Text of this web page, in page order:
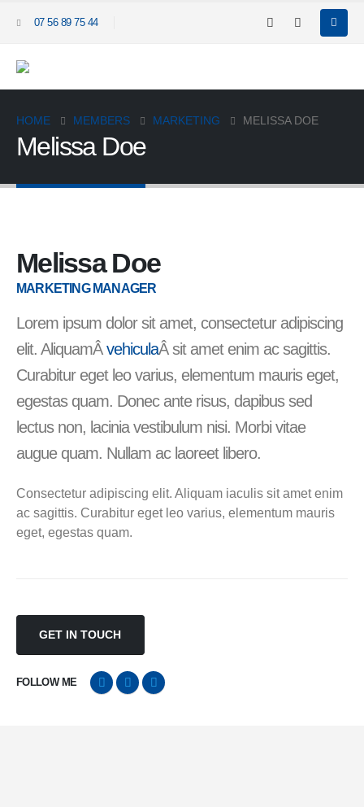
07 56 89 75 44
HOME MEMBERS MARKETING MELISSA DOE
Melissa Doe
Melissa Doe
MARKETING MANAGER
Lorem ipsum dolor sit amet, consectetur adipiscing
elit. AliquamÂvehiculaÂ sit amet enim ac sagittis.
Curabitur eget leo varius, elementum mauris eget,
egestas quam. Donec ante risus, dapibus sed
lectus non, lacinia vestibulum nisi. Morbi vitae
augue quam. Nullam ac laoreet libero.
Consectetur adipiscing elit. Aliquam iaculis sit amet enim
ac sagittis. Curabitur eget leo varius, elementum mauris
eget, egestas quam.
GET IN TOUCH
FOLLOW ME